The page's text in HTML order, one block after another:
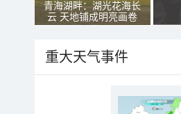
青海湖畔：湖光花海长
云 天地铺成明亮画卷
重大天气事件